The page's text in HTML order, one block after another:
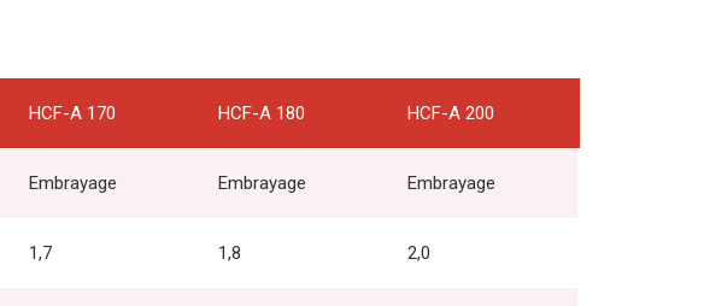
HCF-A 170 HCF-A 180 HCF-A 200
Embrayage Embrayage Embrayage
1,7 1,8 2,0